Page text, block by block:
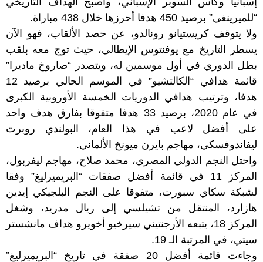
“للميرينغي” برصيد 450 هدفا أحرزها خلال 438 مباراة.
ولا يتوقف كريستيانو رونالدو، عن حصد الألقاب، فهو الآن
يسطر التاريخ مع يوفنتوس الإيطالي، حيث توج معه بلقب
بطل الدوري في أول موسمين له، ويتصدر “صاروخ ماديرا”
قائمة هدافي “الكالتشيو” في الموسم الحالي برصيد 12
هدفا، وترتيب هدافي الدوريات الخمسة الأوروبية الكبرى
في عام 2020، برصيد 33 هدفا متفوقا بفارق هدف واحد
على أفضل لاعب في هذا العام، البولندي روبرت
ليفاندوفسكي، مهاجم بايرن ميونخ الألماني.
واحتل النجم الدولي المصري، محمد صلاح، مهاجم ليفربول،
المركز 11 في قائمة أفضل صفقات “البريميرليغ” وفقا
لشبكة سكاي سبورت، متفوقا على النجم البلجيكي إيدين
هازارد، المنتقل من تشيلسي إلى ريال مدريد، وشغل
المركز 18، يتبعه الأرجنتيني سيرخيو أخويرو هداف مانشستر
سيتي، في المرتبة الـ 19.
وجاءت قائمة أفضل 20 صفقة في تاريخ “البريميرليغ”